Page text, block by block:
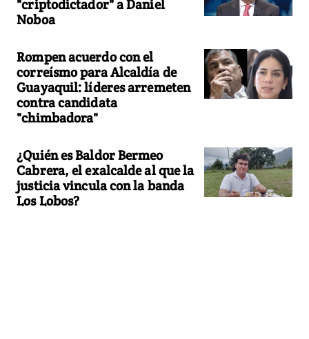
"criptodictador" a Daniel
Noboa
Rompen acuerdo con el
correísmo para Alcaldía de
Guayaquil: líderes arremeten
contra candidata
"chimbadora"
¿Quién es Baldor Bermeo
Cabrera, el exalcalde al que la
justicia vincula con la banda
Los Lobos?